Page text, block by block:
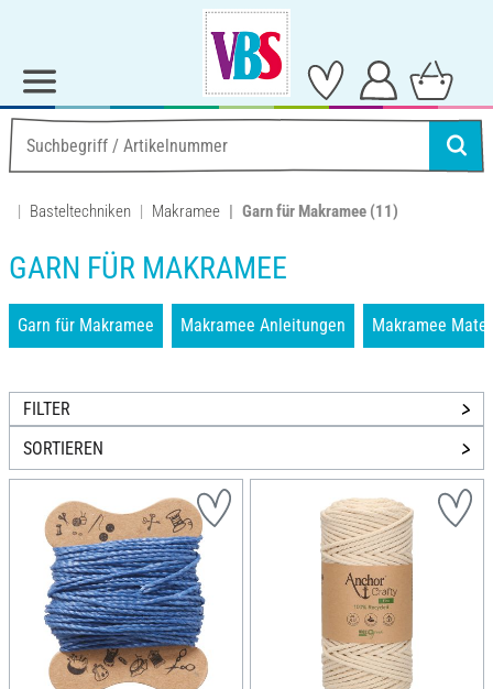
Basteltechniken Makramee Garn für Makramee (11)
GARN FÜR MAKRAMEE
Garn für Makramee Makramee Anleitungen Makramee
FILTER
SORTIEREN